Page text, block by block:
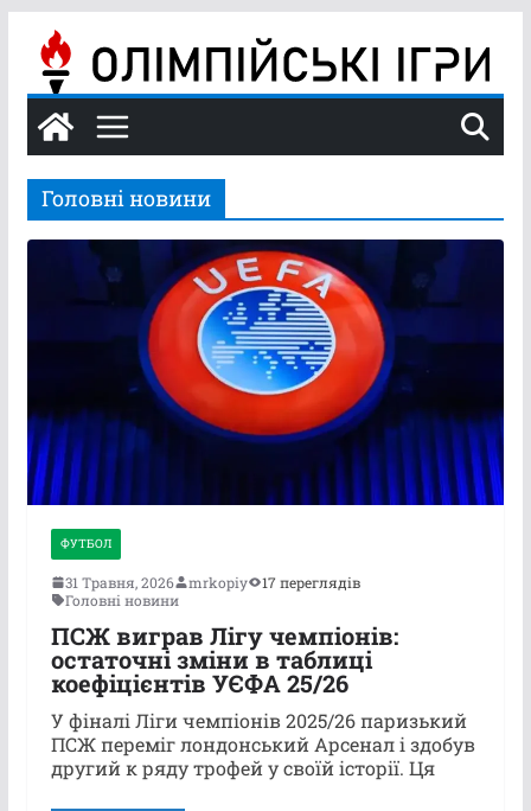
вмісту
Головні новини
ФУТБОЛ
31 Травня, 2026 mrkopiy
17 переглядів
Головні новини
ПСЖ виграв Лігу чемпіонів:
остаточні зміни в таблиці
коефіцієнтів УЄФА 25/26
У фіналі Ліги чемпіонів 2025/26 паризький
ПСЖ переміг лондонський Арсенал і здобув
другий к ряду трофей у своїй історії. Ця